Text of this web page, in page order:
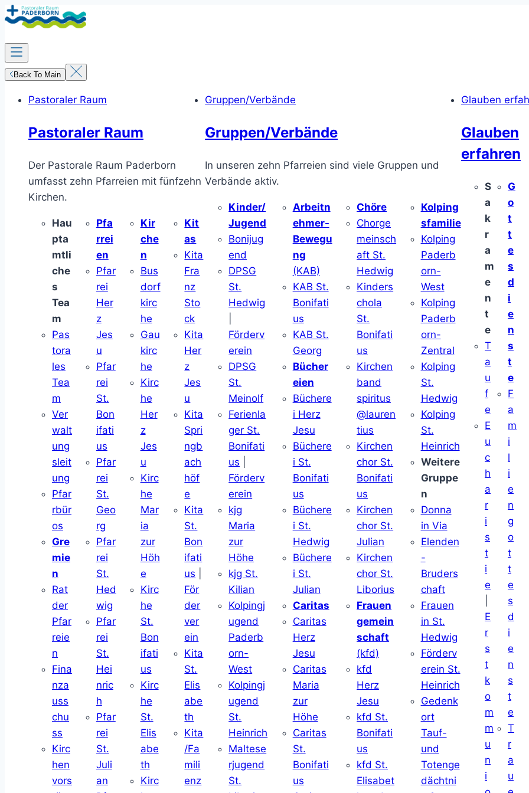
Zum
Inhalt
springen
Back To Main
Pastoraler Raum
Pastoraler Raum
Der Pastorale Raum Paderborn
umfasst zehn Pfarreien mit fünfzehn
Kirchen.
Hau
pta
mtli
che
s
Tea
m
Pas
tora
les
Tea
m
Ver
walt
ung
sleit
ung
Pfar
rbür
os
Gre
mie
n
Rat
der
Pfar
reie
n
Fina
nza
uss
chu
ss
Kirc
hen
vors
Pfa
rrei
en
Pfar
rei
Her
z
Jes
u
Pfar
rei
St.
Bon
ifati
us
Pfar
rei
St.
Geo
rg
Pfar
rei
St.
Hed
wig
Pfar
rei
St.
Hei
nric
h
Pfar
rei
St.
Juli
an
Kir
che
n
Bus
dorf
kirc
he
Gau
kirc
he
Kirc
he
Her
z
Jes
u
Kirc
he
Mar
ia
zur
Höh
e
Kirc
he
St.
Bon
ifati
us
Kirc
he
St.
Elis
abe
th
Kirc
Kit
as
Kita
Fra
nz
Sto
ck
Kita
Her
z
Jes
u
Kita
Spri
ngb
ach
höf
e
Kita
St.
Bon
ifati
us
För
der
ver
ein
Kita
St.
Elis
abe
th
Kita
/Fa
mili
enz
Gruppen/Verbände
Gruppen/Verbände
In unseren zehn Pfarreien sind viele Gruppen und
Verbände aktiv.
Kinder/
Jugend
Bonijug
end
DPSG
St.
Hedwig
Förderv
erein
DPSG
St.
Meinolf
Ferienla
ger St.
Bonifati
us
Förderv
erein
kjg
Maria
zur
Höhe
kjg St.
Kilian
Kolpingj
ugend
Paderb
orn-
West
Kolpingj
ugend
St.
Heinrich
Maltese
rjugend
St.
Arbeitn
ehmer-
Bewegu
ng
(KAB)
KAB St.
Bonifati
us
KAB St.
Georg
Bücher
eien
Büchere
i Herz
Jesu
Büchere
i St.
Bonifati
us
Büchere
i St.
Hedwig
Büchere
i St.
Julian
Caritas
Caritas
Herz
Jesu
Caritas
Maria
zur
Höhe
Caritas
St.
Bonifati
us
Chöre
Chorge
meinsch
aft St.
Hedwig
Kinders
chola
St.
Bonifati
us
Kirchen
band
spiritus
@lauren
tius
Kirchen
chor St.
Bonifati
us
Kirchen
chor St.
Julian
Kirchen
chor St.
Liborius
Frauen
gemein
schaft
(kfd)
kfd
Herz
Jesu
kfd St.
Bonifati
us
kfd St.
Elisabet
Kolping
sfamilie
Kolping
Paderb
orn-
West
Kolping
Paderb
orn-
Zentral
Kolping
St.
Hedwig
Kolping
St.
Heinrich
Weitere
Gruppe
n
Donna
in Via
Elenden
-
Bruders
chaft
Frauen
in St.
Hedwig
Förderv
erein St.
Heinrich
Gedenk
ort
Tauf-
und
Totenge
dächtni
Glauben
Glauben
erfahren
S
a
k
r
a
m
e
n
t
e
T
a
u
f
e
E
u
c
h
a
r
i
s
t
i
e
E
r
s
t
k
o
m
m
u
n
i
G
o
t
t
e
s
d
i
e
n
s
t
e
F
a
m
i
l
i
e
n
g
o
t
t
e
s
d
i
e
n
s
t
e
T
r
a
u